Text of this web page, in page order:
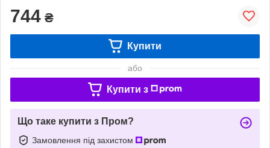
744 ₴
Купити
або
Купити з
Що таке купити з Пром?
Замовлення під захистом